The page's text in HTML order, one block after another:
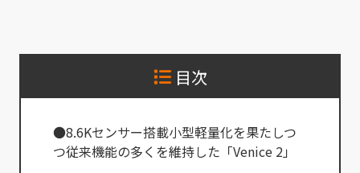
目次
●8.6Kセンサー搭載小型軽量化を果たしつ
つ従来機能の多くを維持した「Venice 2」